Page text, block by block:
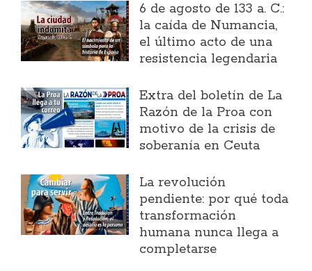
6 de agosto de 133 a. C.:
la caída de Numancia,
el último acto de una
resistencia legendaria
Extra del boletín de La
Razón de la Proa con
motivo de la crisis de
soberanía en Ceuta
La revolución
pendiente: por qué toda
transformación
humana nunca llega a
completarse